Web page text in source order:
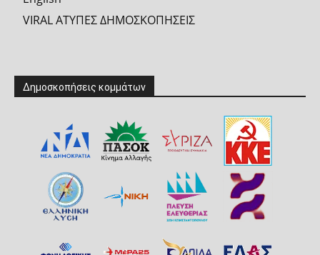
VIRAL ΑΤΥΠΕΣ ΔΗΜΟΣΚΟΠΗΣΕΙΣ
Δημοσκοπήσεις κομμάτων